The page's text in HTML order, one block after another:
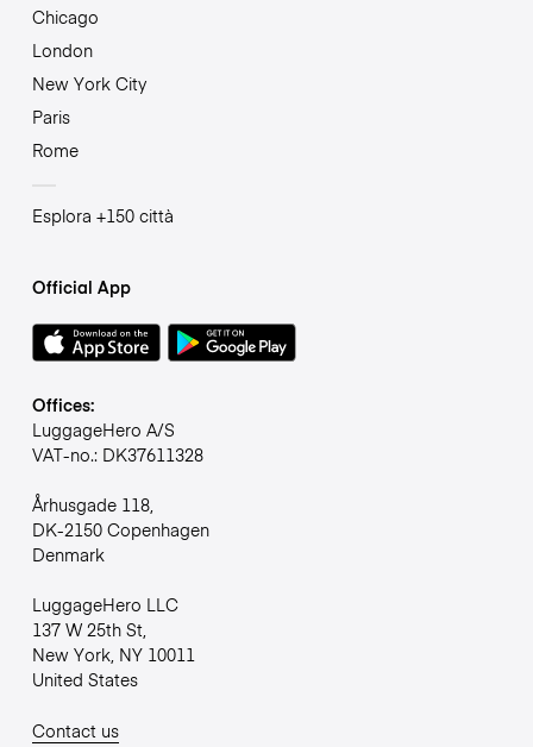
Chicago
London
New York City
Paris
Rome
Esplora +150 città
Official App
Offices:
LuggageHero A/S
VAT-no.: DK37611328
Århusgade 118,
DK-2150 Copenhagen
Denmark
LuggageHero LLC
137 W 25th St,
New York, NY 10011
United States
Contact us